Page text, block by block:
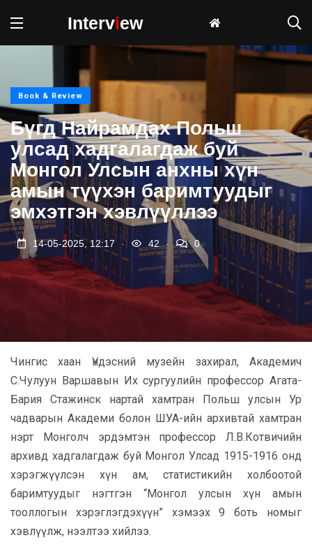
Interview
Book & Review
Бүгд Найрамдах Польш
улсад хадгалагдаж буй
Монгол Улсын анхны хүн
амын түүхэн баримтуудыг
эмхэтгэн хэвлүүллээ
14-05-2025, 12:17 . 42 0
Чингис хаан Үндэсний музейн захирал, Академич
С.Чулуун Варшавын Их сургуулийн профессор Агата-
Бария Стажинск нартай хамтран Польш улсын Ур
чадварын Академи болон ШУА-ийн архивтай хамтран
нэрт Монголч эрдэмтэн профессор Л.В.Котвичийн
архивд хадгалагдаж буй Монгол Улсад 1915-1916 онд
хэрэгжүүлсэн хүн ам, статистикийн холбоотой
баримтуудыг нэгтгэн “Монгол улсын хүн амын
тооллогын хэрэглэгдэхүүн” хэмээх 9 боть номыг
хэвлүүлж, нээлтээ хийлээ.